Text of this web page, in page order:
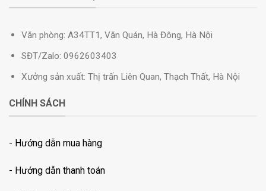
Văn phòng: A34TT1, Văn Quán, Hà Đông, Hà Nội
SĐT/Zalo: 0962603403
Xưởng sản xuất: Thị trấn Liên Quan, Thạch Thất, Hà Nội
CHÍNH SÁCH
- Hướng dẫn mua hàng
- Hướng dẫn thanh toán